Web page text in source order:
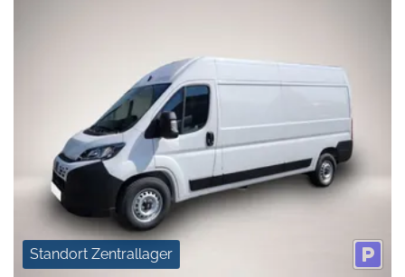
Standort Zentrallager